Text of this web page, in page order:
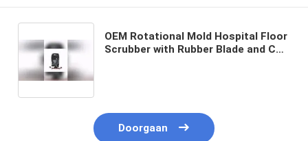
OEM Rotational Mold Hospital Floor
Scrubber with Rubber Blade and CE
Doorgaan